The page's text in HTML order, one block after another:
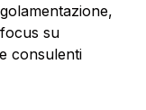
su
consulenti